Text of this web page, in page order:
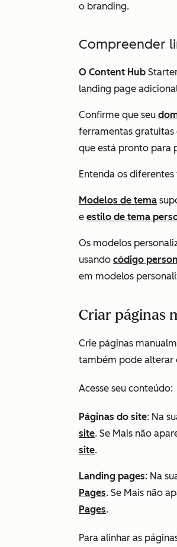
o branding.
Compreender
O Content Hub
landing page
Confirme que seu
ferramentas gratuitas
que está pronto para
Entenda os
Modelos de tema
e estilo de tema
Os modelos
usando código
em modelos
Criar páginas
Crie páginas
também pode alterar
Acesse seu conteúdo:
Páginas do site: Na
site. Se Mais não
site.
Landing pages: Na
Pages. Se Mais não
Pages.
Para alinhar as